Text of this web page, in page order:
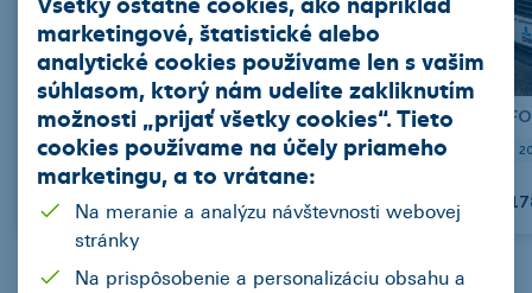
HYUNDAI i30 (PD) Diesel
2021 85389 Hatchback Manuál (6 st.) Diesel 85
207,93 EUR/mes. 12 990 EUR
marketingové, štatistické alebo
analytické cookies používame len s vašim
súhlasom, ktorý nám udelíte zakliknutím
možnosti „prijať všetky cookies“. Tieto
cookies používame na účely priameho
marketingu, a to vrátane:
Na meranie a analýzu návštevnosti webovej
stránky
Na prispôsobenie a personalizáciu obsahu a